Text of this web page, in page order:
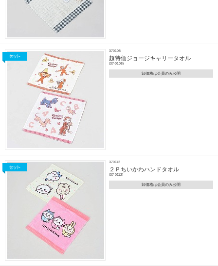
370108
超特価ジョージキャリータオル
(37-0108)
卸価格は会員のみ公開
370112
２Ｐちいかわハンドタオル
(37-0112)
卸価格は会員のみ公開